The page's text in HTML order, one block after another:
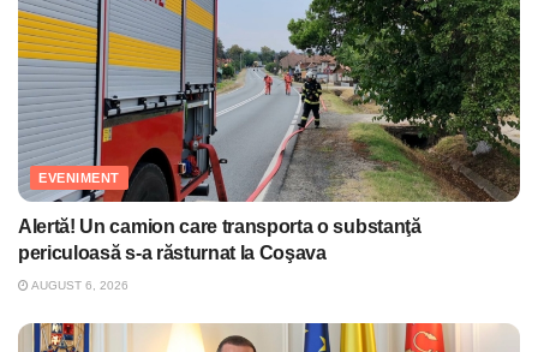
EVENIMENT
Alertă! Un camion care transporta o substanţă
periculoasă s-a răsturnat la Coşava
AUGUST 6, 2026